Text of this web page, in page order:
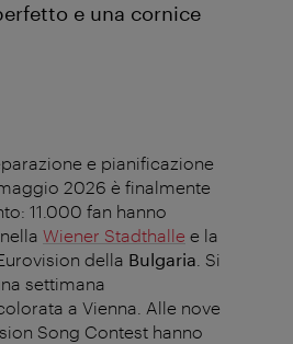
e una cornice
e pianificazione
2026 è finalmente
11.000 fan hanno
nella Wiener Stadthalle e la
della Bulgaria . Si
settimana
a Vienna. Alle nove
Song Contest hanno